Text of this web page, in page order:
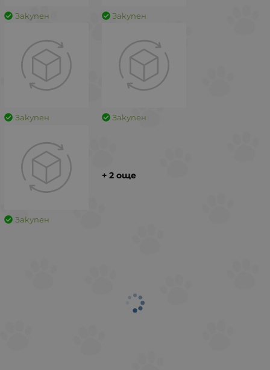
Закупен Закупен
Закупен Закупен
Закупен
+ 2 още